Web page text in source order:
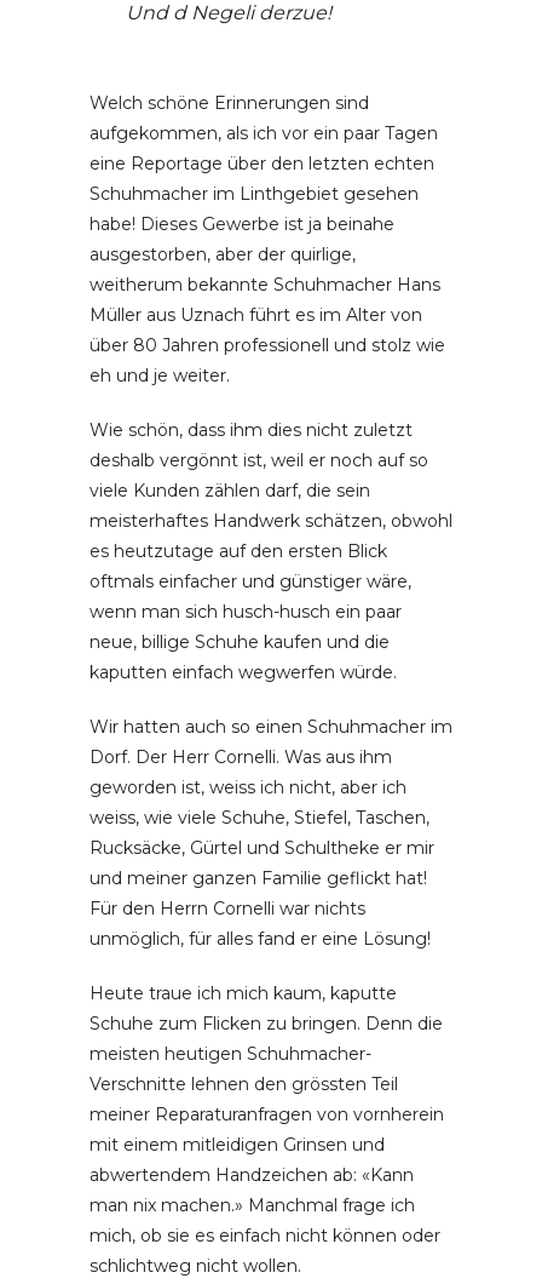
Und d Negeli derzue!
Welch schöne Erinnerungen sind
aufgekommen, als ich vor ein paar Tagen
eine Reportage über den letzten echten
Schuhmacher im Linthgebiet gesehen
habe! Dieses Gewerbe ist ja beinahe
ausgestorben, aber der quirlige,
weitherum bekannte Schuhmacher Hans
Müller aus Uznach führt es im Alter von
über 80 Jahren professionell und stolz wie
eh und je weiter.
Wie schön, dass ihm dies nicht zuletzt
deshalb vergönnt ist, weil er noch auf so
viele Kunden zählen darf, die sein
meisterhaftes Handwerk schätzen, obwohl
es heutzutage auf den ersten Blick
oftmals einfacher und günstiger wäre,
wenn man sich husch-husch ein paar
neue, billige Schuhe kaufen und die
kaputten einfach wegwerfen würde.
Wir hatten auch so einen Schuhmacher im
Dorf. Der Herr Cornelli. Was aus ihm
geworden ist, weiss ich nicht, aber ich
weiss, wie viele Schuhe, Stiefel, Taschen,
Rucksäcke, Gürtel und Schultheke er mir
und meiner ganzen Familie geflickt hat!
Für den Herrn Cornelli war nichts
unmöglich, für alles fand er eine Lösung!
Heute traue ich mich kaum, kaputte
Schuhe zum Flicken zu bringen. Denn die
meisten heutigen Schuhmacher-
Verschnitte lehnen den grössten Teil
meiner Reparaturanfragen von vornherein
mit einem mitleidigen Grinsen und
abwertendem Handzeichen ab: «Kann
man nix machen.» Manchmal frage ich
mich, ob sie es einfach nicht können oder
schlichtweg nicht wollen.